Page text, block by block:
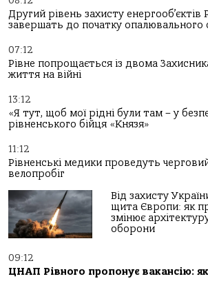
Другий рівень захисту енергооб’єктів
завершать до початку опалювального
07:12
Рівне попрощається із двома
життя на війні
13:12
«Я тут, щоб мої рідні були там – у
рівненського бійця «Князя»
11:12
Рівненські медики проведуть
велопробіг
Від захисту
щита Європи: як
змінює
оборони
09:12
ЦНАП Рівного пропонує вакансію: